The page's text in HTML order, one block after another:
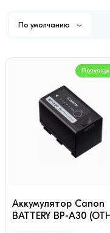
По умолчанию
Аккумулятор Canon
BATTERY BP-A30